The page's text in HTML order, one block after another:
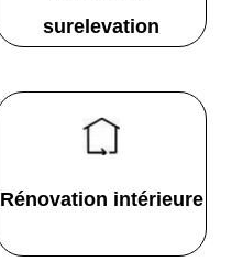
surelevation
Rénovation intérieure